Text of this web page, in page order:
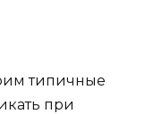
типичные
при